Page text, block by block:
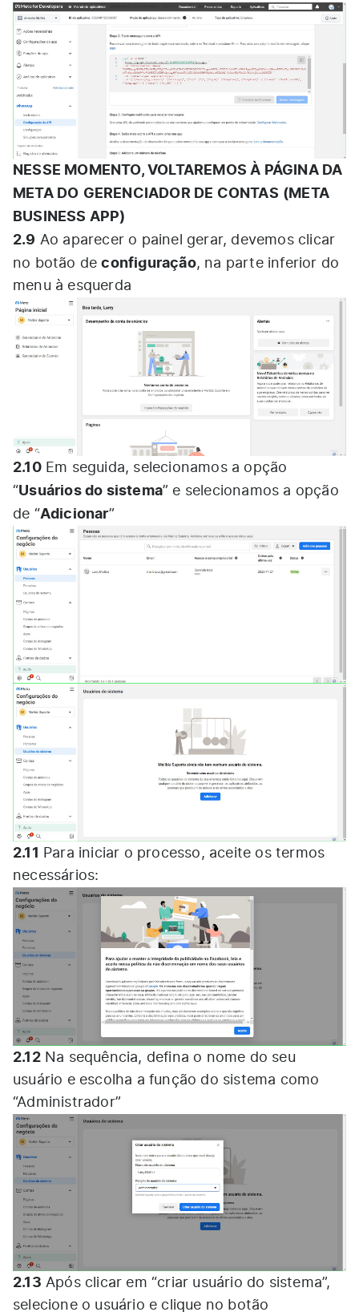
NESSE MOMENTO, VOLTAREMOS À PÁGINA DA
META DO GERENCIADOR DE CONTAS (META
BUSINESS APP)
2.9 Ao aparecer o painel gerar, devemos clicar
no botão deconfiguração, na parte inferior do
menu à esquerda
2.10Em seguida, selecionamos a opção
“Usuários do sistema” e selecionamos a opção
de “Adicionar”
2.11 Para iniciar o processo, aceite os termos
necessários:
2.12Na sequência, defina o nome do seu
usuário e escolha a função do sistema como
“Administrador”
2.13 Após clicar em “criar usuário do sistema”,
selecione o usuário e clique no botão